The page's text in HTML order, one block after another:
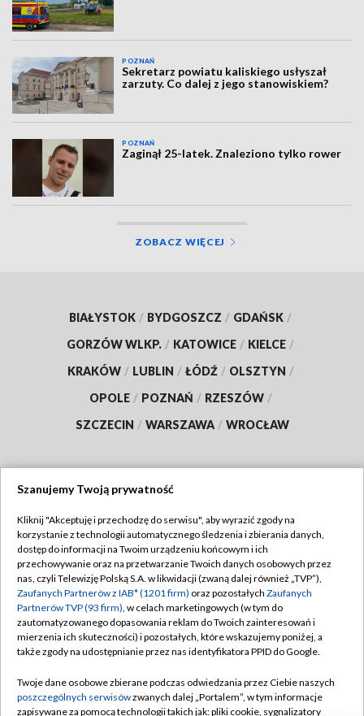
POZNAŃ
Sekretarz powiatu kaliskiego usłyszał
zarzuty. Co dalej z jego stanowiskiem?
POZNAŃ
Zaginął 25-latek. Znaleziono tylko rower
ZOBACZ WIĘCEJ
BIAŁYSTOK / BYDGOSZCZ / GDAŃSK /
GORZÓW WLKP. / KATOWICE / KIELCE /
KRAKÓW / LUBLIN / ŁÓDŹ / OLSZTYN /
OPOLE / POZNAŃ / RZESZÓW /
SZCZECIN / WARSZAWA / WROCŁAW
TVP
Abonament TVP
Emisja w TVP
Centrum informacji TVP
Naziemna Telewizja Cyfrowa
Rada Programowa
Regulamin TVP
Polityka prywatności
Moje zgody
Pomoc
Kontakt
Szanujemy Twoją prywatność
Kliknij "Akceptuję i przechodzę do serwisu", aby wyrazić zgody na
korzystanie z technologii automatycznego śledzenia i zbierania danych,
dostęp do informacji na Twoim urządzeniu końcowym i ich
przechowywanie oraz na przetwarzanie Twoich danych osobowych przez
nas, czyli Telewizję Polską S.A. w likwidacji (zwaną dalej również „TVP”),
Zaufanych Partnerów z IAB* (1201 firm) oraz pozostałych Zaufanych
Partnerów TVP (93 firm), w celach marketingowych (w tym do
zautomatyzowanego dopasowania reklam do Twoich zainteresowań i
mierzenia ich skuteczności) i pozostałych, które wskazujemy poniżej, a
także zgody na udostępnianie przez nas identyfikatora PPID do Google.
Twoje dane osobowe zbierane podczas odwiedzania przez Ciebie naszych
poszczególnych serwisówzwanych dalej „Portalem”, w tym informacje
zapisywane za pomocą technologii takich jak: pliki cookie, sygnalizatory